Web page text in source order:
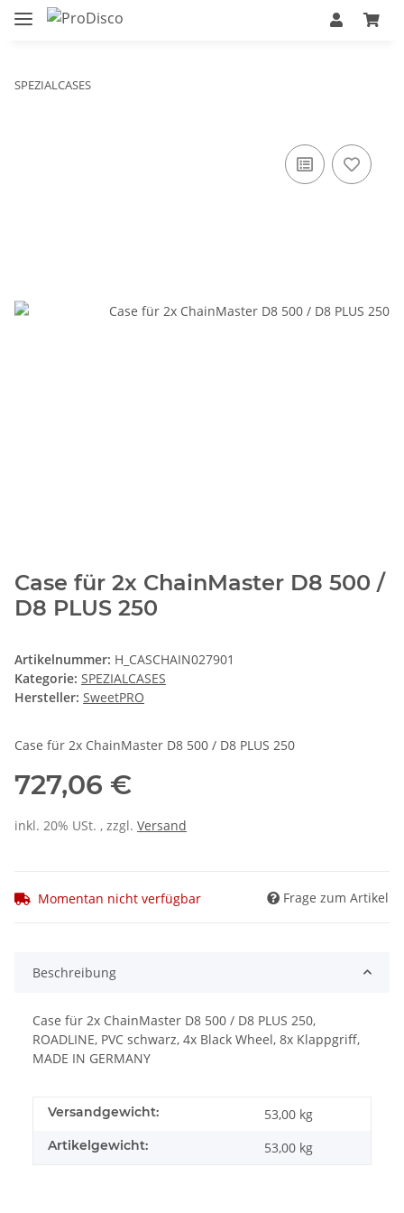
SPEZIALCASES
Case für 2x ChainMaster D8 500 /
D8 PLUS 250
Artikelnummer: H_CASCHAIN027901
Kategorie: SPEZIALCASES
Hersteller: SweetPRO
Case für 2x ChainMaster D8 500 / D8 PLUS 250
727,06 €
inkl. 20% USt. , zzgl. Versand
Momentan nicht verfügbar Frage zum Artikel
Beschreibung
Case für 2x ChainMaster D8 500 / D8 PLUS 250,
ROADLINE, PVC schwarz, 4x Black Wheel, 8x Klappgriff,
MADE IN GERMANY
Versandgewicht: 53,00 kg
Artikelgewicht: 53,00 kg